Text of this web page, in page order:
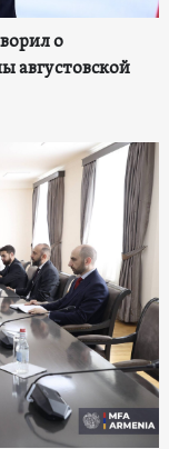
о
августовской